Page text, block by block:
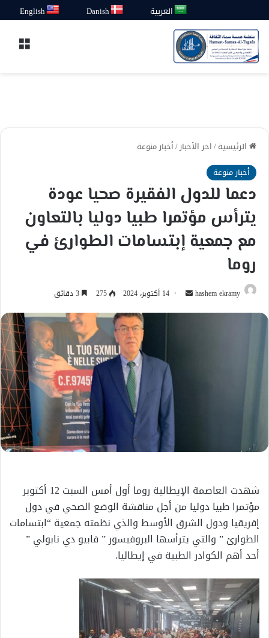
العربية Danish
English
الرئيسية/اخر الأخبار/أخبار منوعة
أخبار منوعة
دعما للدول الفقيرة صحيا عودة
يترأس مؤتمرا طبيا دوليا بالتعاون
مع جمعية إبتسامات الطوارئ في
روما
hashem ekramy
أرسل 14 أكتوبر، 2024 275
شهدت العاصمة الإيطالية روما أول أمس السبت 12 أكتوبر
مؤتمرا طبيا دوليا من أجل مناقشة الوضع الصحي في دول
إفريقيا ودول الشرق الأوسط والذي نظمته جمعية “ابتسامات
الطوارئ ” والتي يترأسها البروفيسور ” فابيو دي نابولي ”
أحد أهم الكوادر الطبية في إيطاليا.